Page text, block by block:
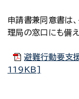
申請書兼同意書は
理局の窓口にも備え
避難行動要支
119KB]